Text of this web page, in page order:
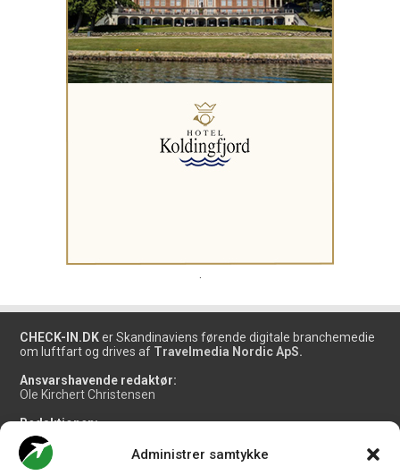
Administrer samtykke
CHECK-IN.DK er Skandinaviens førende digitale branchemedie
om luftfart og drives af Travelmedia Nordic ApS.
Ansvarshavende redaktør:
Ole Kirchert Christensen
Redaktionen:
Christian Granhøj Skouboe
Henrik Baumgarten
Danny Longhi Andreasen